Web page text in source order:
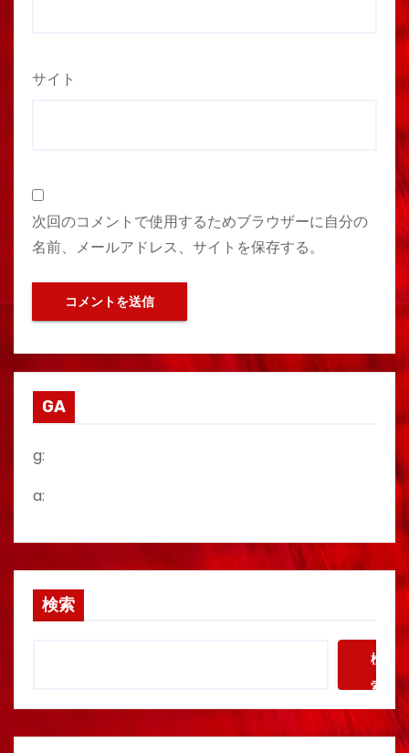
サイト
次回のコメントで使用するためブラウザーに自分の
名前、メールアドレス、サイトを保存する。
GA
g:
a:
検索
検
索